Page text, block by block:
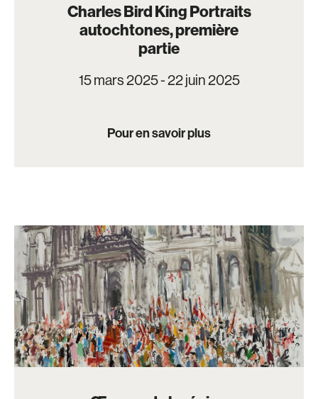
Charles Bird King Portraits
autochtones, première
partie
15 mars 2025 - 22 juin 2025
Pour en savoir plus